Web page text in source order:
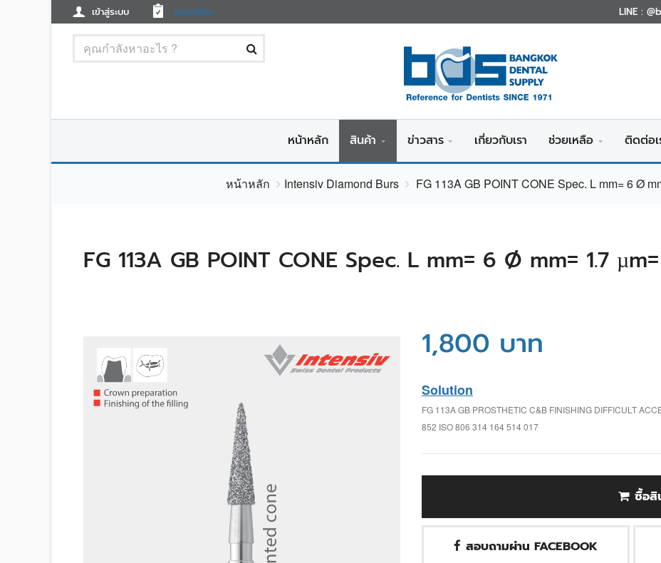
เข้าสู่ระบบ ลงทะเบียน LINE :
หน้าหลัก สินค้า ข่าวสาร เกี่ยวกับเรา ช่วยเหลือ ติดต่อเ
หน้าหลัก Intensiv Diamond Burs FG 113A GB POINT CONE Spec. L mm= 6 Ø
FG 113A GB POINT CONE Spec. L mm= 6 Ø mm= 1.7
1,800 บาท
Solution
FG 113A GB PROSTHETIC C&B FINISHING DIFFICULT
852 ISO 806 314 164 514 017
ซื้อสิ
สอบถามผ่าน FACEBOOK